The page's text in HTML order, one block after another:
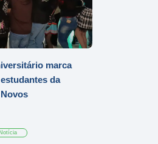
marca
da
Notícia